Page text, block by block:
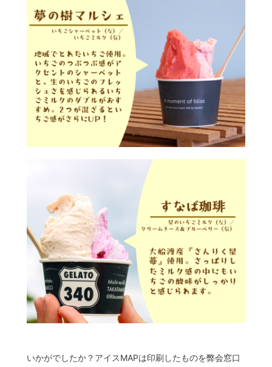
いかがでしたか？アイスMAPは印刷したものを弊会窓口